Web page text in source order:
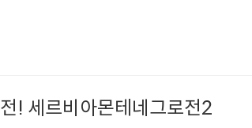
! 세르비아몬테네그로전2